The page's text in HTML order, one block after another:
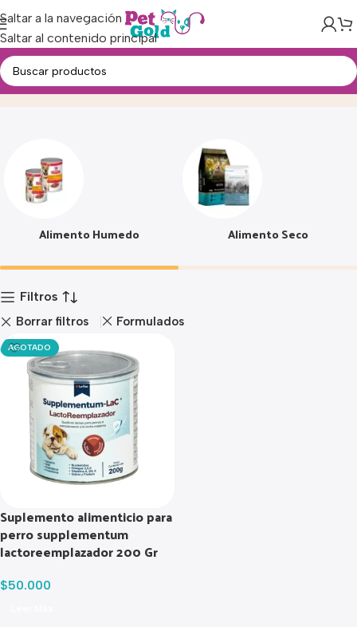
Saltar a la navegación
Saltar al contenido principal
AlimentoInicio Producto
Alimento Humedo Alimento Seco
Filtros
Borrar filtros Formulados
AGOTADO
Suplemento alimenticio para
perro supplementum
lactoreemplazador 200 Gr
$50.000